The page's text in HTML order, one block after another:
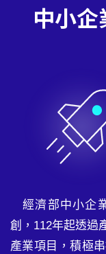
中小
經濟部中小企
創，112年起透過
產業項目，積極